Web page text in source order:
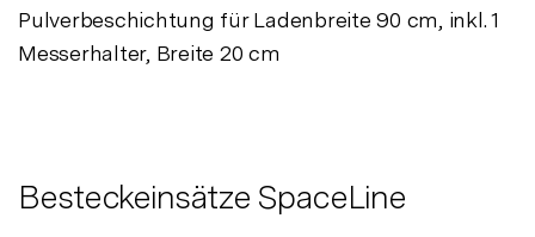
Pulverbeschichtung für Ladenbreite 90 cm, inkl. 1
Messerhalter, Breite 20 cm
Besteckeinsätze SpaceLine